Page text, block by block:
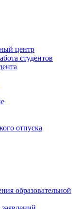
центр
студентов
отпуска
образовательной